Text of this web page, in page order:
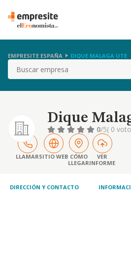
EMPRESITE ESPAÑA DIQUE MALAGA UTE
Buscar
Dique
0/5( 0
LLAMARSITIO WEB CÓMO
LLEGAR
VER
INFORME
DIRECCIÓN Y CONTACTO